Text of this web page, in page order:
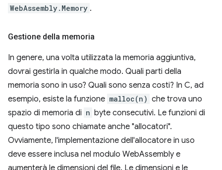
WebAssembly.Memory .
Gestione della memoria
In genere, una volta utilizzata la memoria aggiuntiva,
dovrai gestirla in qualche modo. Quali parti della
memoria sono in uso? Quali sono senza costi? In C, ad
esempio, esiste la funzione malloc(n) che trova uno
spazio di memoria di n byte consecutivi. Le funzioni di
questo tipo sono chiamate anche "allocatori".
Ovviamente, l'implementazione dell'allocatore in uso
deve essere inclusa nel modulo WebAssembly e
aumenterà le dimensioni del file. Le dimensioni e le